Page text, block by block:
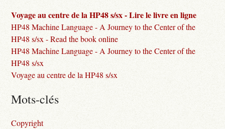
Voyage au centre de la HP48 s/sx - Lire le livre en ligne
HP48 Machine Language - A Journey to the Center of the
HP48 s/sx - Read the book online
HP48 Machine Language - A Journey to the Center of the
HP48 s/sx
Voyage au centre de la HP48 s/sx
Mots-clés
Copyright